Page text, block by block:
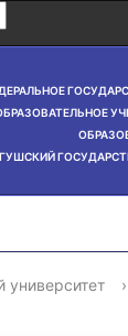
НАУЧНАЯ
университет ›